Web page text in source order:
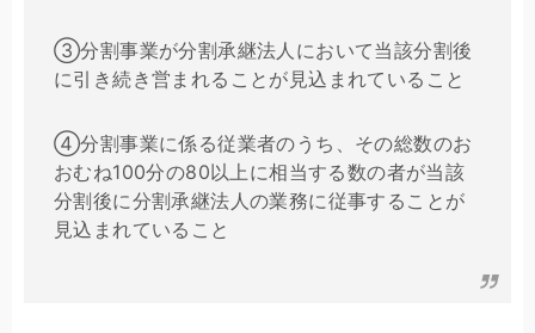
③分割事業が分割承継法人において当該分割後
に引き続き営まれることが見込まれていること
④分割事業に係る従業者のうち、その総数のお
おむね100分の80以上に相当する数の者が当該
分割後に分割承継法人の業務に従事することが
見込まれていること